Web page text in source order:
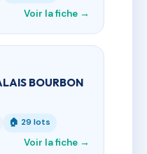
Voir la fiche →
BOURBON
🏠 29 lots
Voir la fiche →